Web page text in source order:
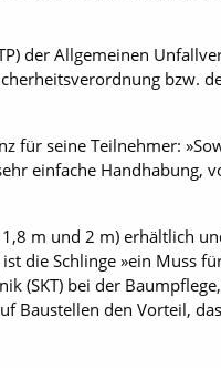
der Allgemeinen
bzw.
für seine Teilnehmer:
einfache Handhabung,
1,8 m und 2 m) erhältlich
die Schlinge »ein Muss
(SKT) bei der
Bau­stellen den Vorteil,